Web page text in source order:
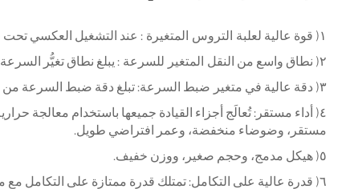
١) قوة عالية لعلبة التروس المتغيرة: عند التشغيل العكسي تحت
٢) نطاق واسع من
النقل المتغير للسرعة: يبلغ نطاق تغيُّر السرعة ٥ (أي يمكن تغيير نسبة السرعة بين ١
٣) دقة عالية في متغير ضبط السرعة: تبلغ دقة ضبط السرعة من ٠٫٥ إلى ١ دورة.
٤) أداء مستقر: تُعالَج أجزاء القيادة جميعها باستخدام معالجة
مستقر، وضوضاء منخفضة، وعمر افتراضي طويل.
٥) هيكل مدمج، وحجم صغير، ووزن خفيف.
٦) قدرة عالية على التكامل: تمتلك قدرة ممتازة على التكامل مع مختلف علب التخفيض لتحقيق تنظيم لا نهائي للسرعة المنخفضة.